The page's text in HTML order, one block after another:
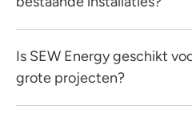
Is SEW Energy geschikt
grote projecten?